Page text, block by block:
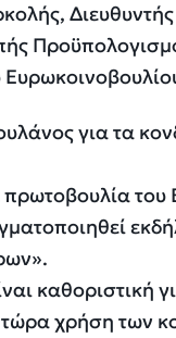
για τα
καθοριστική
χρήση των